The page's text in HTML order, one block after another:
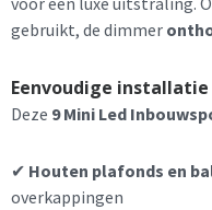
gebruikt, de dimmer
Eenvoudige
Deze 9 Mini Led
✔ Houten plafonds en
overkappingen